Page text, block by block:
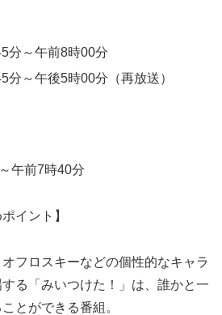
分～午前8時00分
～午後5時00分（再放送）
午前7時40分
イント】
フロスキーなどの個性的なキャラ
る「みいつけた！」は、誰かと一
とができる番組。